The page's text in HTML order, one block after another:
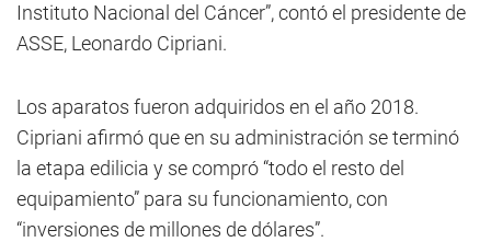
Instituto Nacional del Cáncer”, contó el presidente de
ASSE, Leonardo Cipriani.
Los aparatos fueron adquiridos en el año 2018.
Cipriani afirmó que en su administración se terminó
la etapa edilicia y se compró “todo el resto del
equipamiento” para su funcionamiento, con
“inversiones de millones de dólares”.